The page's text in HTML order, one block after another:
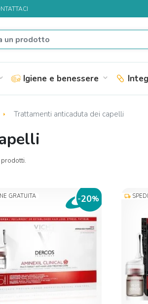
Igiene e benessere expand_more
Trattamenti anticaduta dei capelli
GRATUITA -20% local_shipping